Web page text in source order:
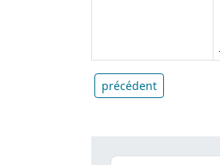
précédent